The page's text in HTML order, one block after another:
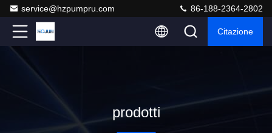
service@hzpumpru.com 86-188-2364-2802
Citazione
prodotti